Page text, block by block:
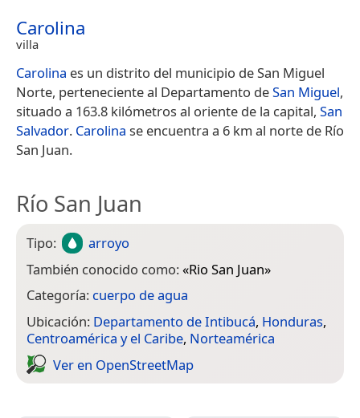
Carolina
villa
Carolina es un distrito del municipio de San Miguel
Norte, perteneciente al Departamento deSan Miguel,
situado a 163.8 kilómetros al oriente de la capital, San
Salvador. Carolina se encuentra a 6 km al norte de Río
San Juan.
Río San Juan
Tipo:
arroyo
También conocido como:«Rio San Juan»
Categoría: cuerpo de agua
Ubicación: Departamento de Intibucá, Honduras,
Centroamérica y el Caribe, Norteamérica
Ver en Open­Street­Map